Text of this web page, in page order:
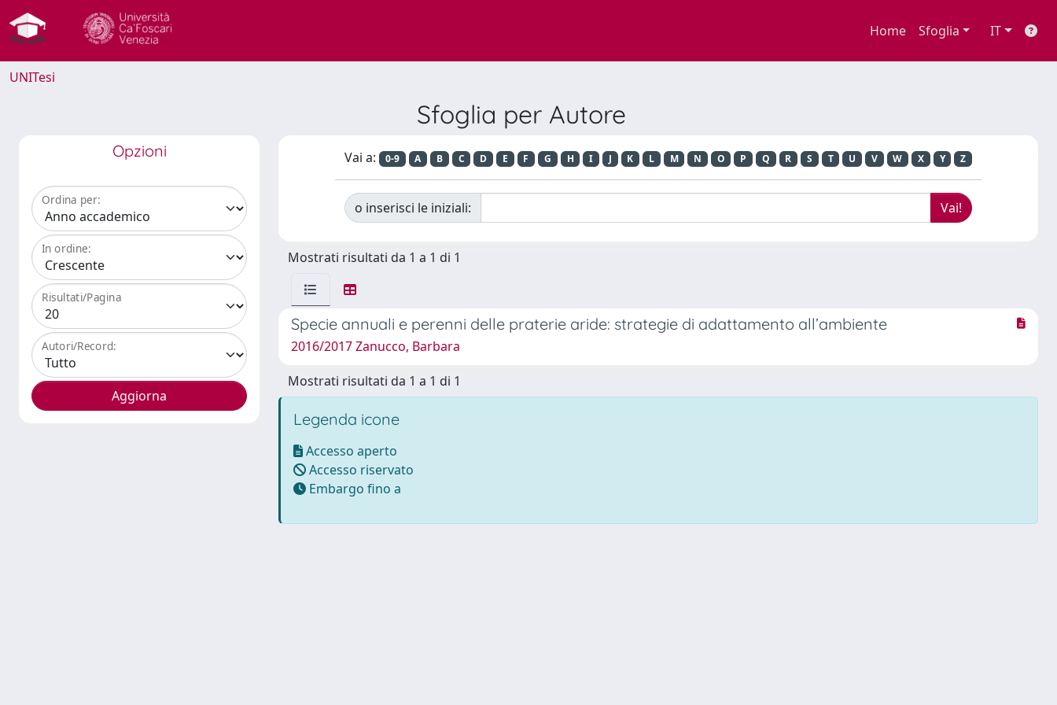
Home Sfoglia IT
UNITesi
Sfoglia per Autore
Opzioni
Ordina per:
In ordine:
Risultati/Pagina
Autori/Record:
Vai a: 0-9 A B C D E F G H I J K L M N O P Q R S T U V W X Y Z
o inserisci le iniziali:
Mostrati risultati da 1 a 1 di 1
Specie annuali e perenni delle praterie aride: strategie di adattamento all’ambiente
2016/2017 Zanucco, Barbara
Mostrati risultati da 1 a 1 di 1
Legenda icone
Accesso aperto
Accesso riservato
Embargo fino a